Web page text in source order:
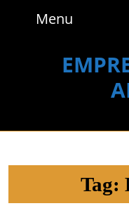
Menu
Tag: